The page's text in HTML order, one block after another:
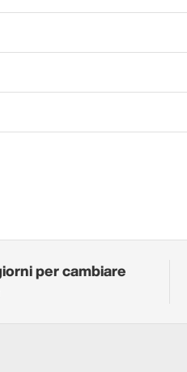
per cambiare